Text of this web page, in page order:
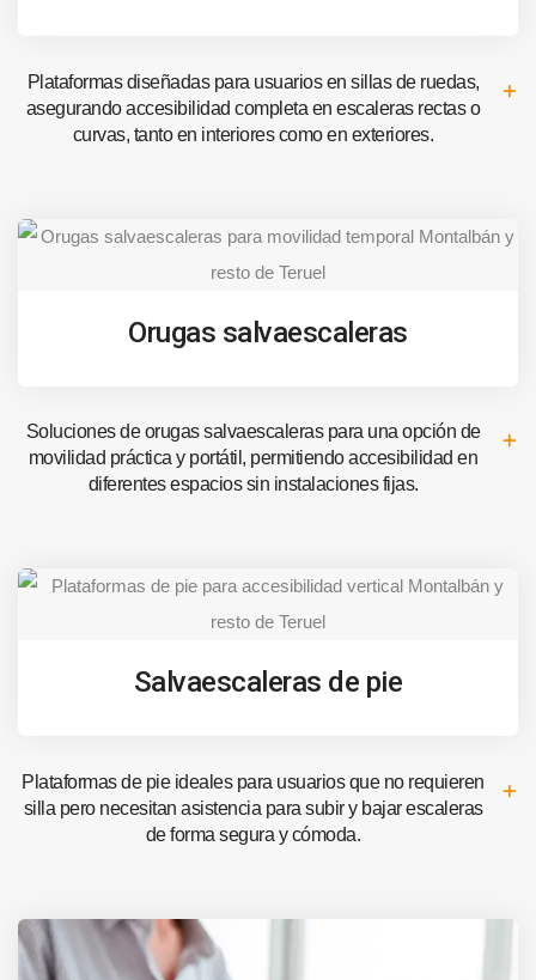
Plataformas diseñadas para usuarios en sillas de ruedas,
asegurando accesibilidad completa en escaleras rectas o
curvas, tanto en interiores como en exteriores.
Orugas salvaescaleras
Soluciones de orugas salvaescaleras para una opción de
movilidad práctica y portátil, permitiendo accesibilidad en
diferentes espacios sin instalaciones fijas.
Salvaescaleras de pie
Plataformas de pie ideales para usuarios que no requieren
silla pero necesitan asistencia para subir y bajar escaleras
de forma segura y cómoda.